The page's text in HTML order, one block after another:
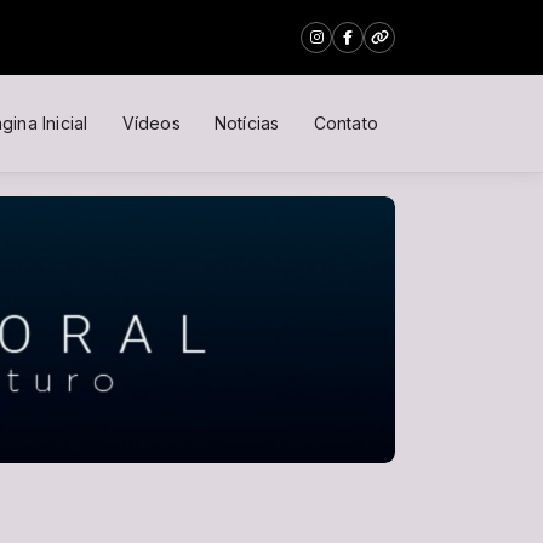
Inicial Vídeos Notícias Contato